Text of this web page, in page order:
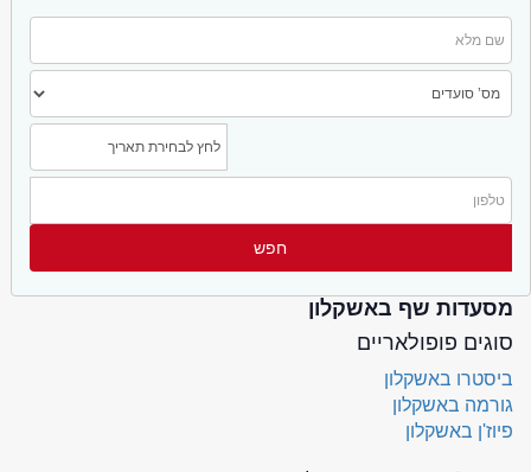
מסעדות שף באשקלון
סוגים פופולאריים
ביסטרו באשקלון
גורמה באשקלון
פיוז'ן באשקלון